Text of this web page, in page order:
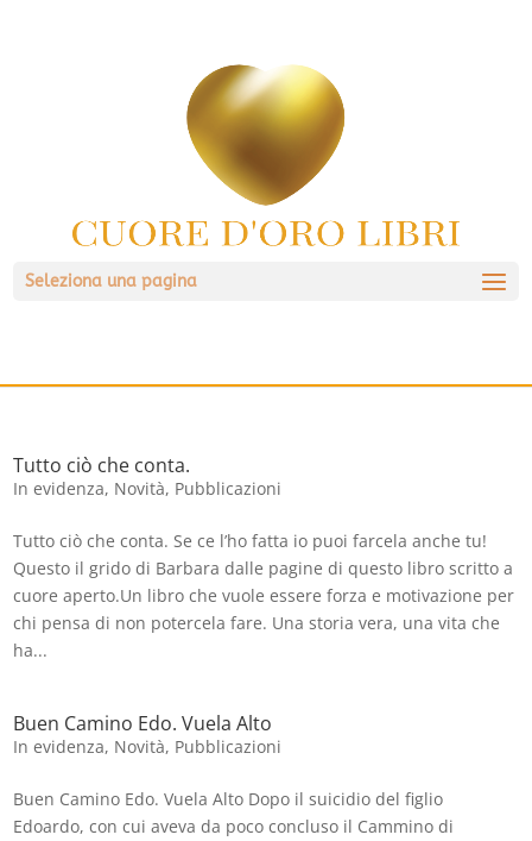
Seleziona una pagina
Tutto ciò che conta.
In evidenza, Novità, Pubblicazioni
Tutto ciò che conta. Se ce l’ho fatta io puoi farcela anche tu!
Questo il grido di Barbara dalle pagine di questo libro scritto a
cuore aperto.Un libro che vuole essere forza e motivazione per
chi pensa di non potercela fare. Una storia vera, una vita che
ha...
Buen Camino Edo. Vuela Alto
In evidenza, Novità, Pubblicazioni
Buen Camino Edo. Vuela Alto Dopo il suicidio del figlio
Edoardo, con cui aveva da poco concluso il Cammino di